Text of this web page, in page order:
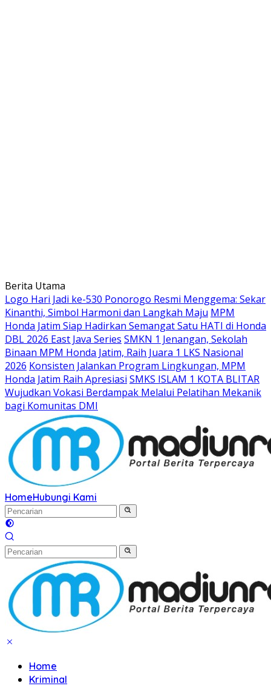
Langsung
ke
konten
Berita Utama
Logo Hari Jadi ke-530 Ponorogo Resmi Menggema: Sekar
Kinanthi, Simbol Harmoni dan Langkah Maju MPM
Honda Jatim Siap Hadirkan Semangat Satu HATI di Honda
DBL 2026 East Java Series SMKN 1 Jenangan, Sekolah
Binaan MPM Honda Jatim, Raih Juara 1 LKS Nasional
2026 Konsisten Jalankan Program Lingkungan, MPM
Honda Jatim Raih Apresiasi SMKS ISLAM 1 KOTA BLITAR
Wujudkan Vokasi Berdampak Melalui Pelatihan Mekanik
bagi Komunitas DMI
HomeHubungi Kami
Home
Kriminal